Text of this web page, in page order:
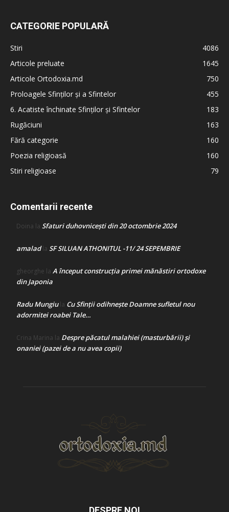
CATEGORIE POPULARĂ
Stiri
4086
Articole preluate
1645
Articole Ortodoxia.md
750
Proloagele Sfinților și a Sfintelor
455
6. Acatiste închinate Sfinților și Sfintelor
183
Rugăciuni
163
Fără categorie
160
Poezia religioasă
160
Stiri religioase
79
Comentarii recente
Doina la Sfaturi duhovnicești din 20 octombrie 2024
amaladla SF SILUAN ATHONITUL -11/ 24 SEPEMBRIE
gheorghe la A început construcţia primei mănăstiri ortodoxe
din Japonia
Radu Mungiula Cu Sfinții odihnește Doamne sufletul nou
adormitei roabei Tale…
Crina Marina la Despre păcatul malahiei (masturbării) şi
onaniei (pazei de a nu avea copii)